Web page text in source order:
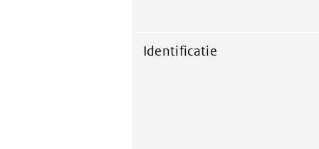
Identificatie